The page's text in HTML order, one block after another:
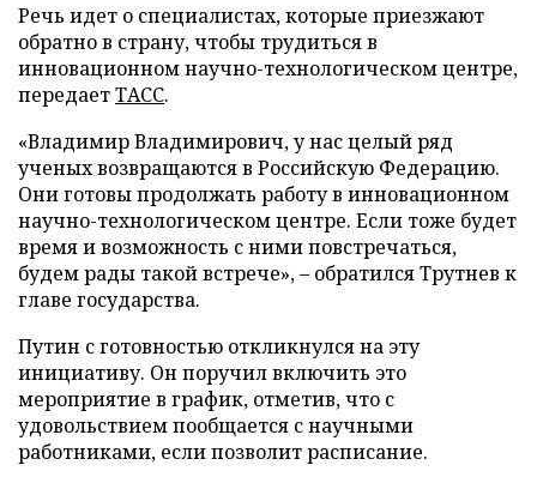
Речь идет о специалистах, которые приезжают
обратно в страну, чтобы трудиться в
инновационном научно-технологическом центре,
передаетТАСС.
«Владимир Владимирович, у нас целый ряд
ученых возвращаются в Российскую Федерацию.
Они готовы продолжать работу в инновационном
научно-технологическом центре. Если тоже будет
время и возможность с ними повстречаться,
будем рады такой встрече», – обратился Трутнев к
главе государства.
Путин с готовностью откликнулся на эту
инициативу. Он поручил включить это
мероприятие в график, отметив, что с
удовольствием пообщается с научными
работниками, если позволит расписание.